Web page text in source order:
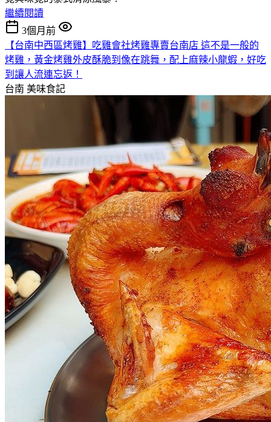
繼續閱讀
3個月前
【台南中西區烤雞】吃雞會社烤雞專賣台南店 這不是一般的
烤雞，黃金烤雞外皮酥脆到像在跳舞，配上麻辣小龍蝦，好吃
到讓人流連忘返！
台南 美味食記